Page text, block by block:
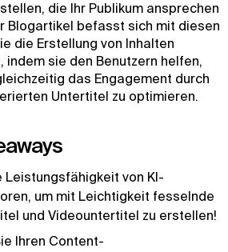
die Ihr Publikum ansprechen
Blogartikel befasst sich mit diesen
die Erstellung von Inhalten
indem sie den Benutzern helfen,
das Engagement durch
Untertitel zu optimieren.
Leistungsfähigkeit von KI-
um mit Leichtigkeit fesselnde
und Videountertitel zu erstellen!
Ihren Content-